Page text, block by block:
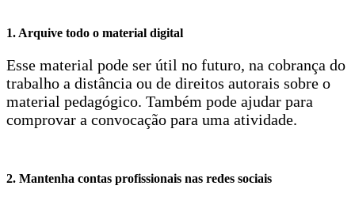
1. Arquive todo o material digital
Esse material pode ser útil no futuro, na cobrança do
trabalho a distância ou de direitos autorais sobre o
material pedagógico. Também pode ajudar para
comprovar a convocação para uma atividade.
2. Mantenha contas profissionais nas redes sociais